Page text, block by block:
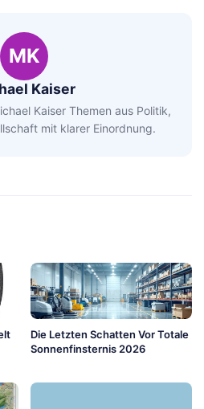
MK
Kaiser
Kaiser Themen aus Politik,
mit klarer Einordnung.
Die Letzten Schatten Vor Totale
Sonnenfinsternis 2026